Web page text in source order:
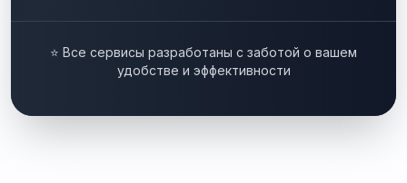
⭐ Все сервисы разработаны с заботой о вашем
удобстве и эффективности